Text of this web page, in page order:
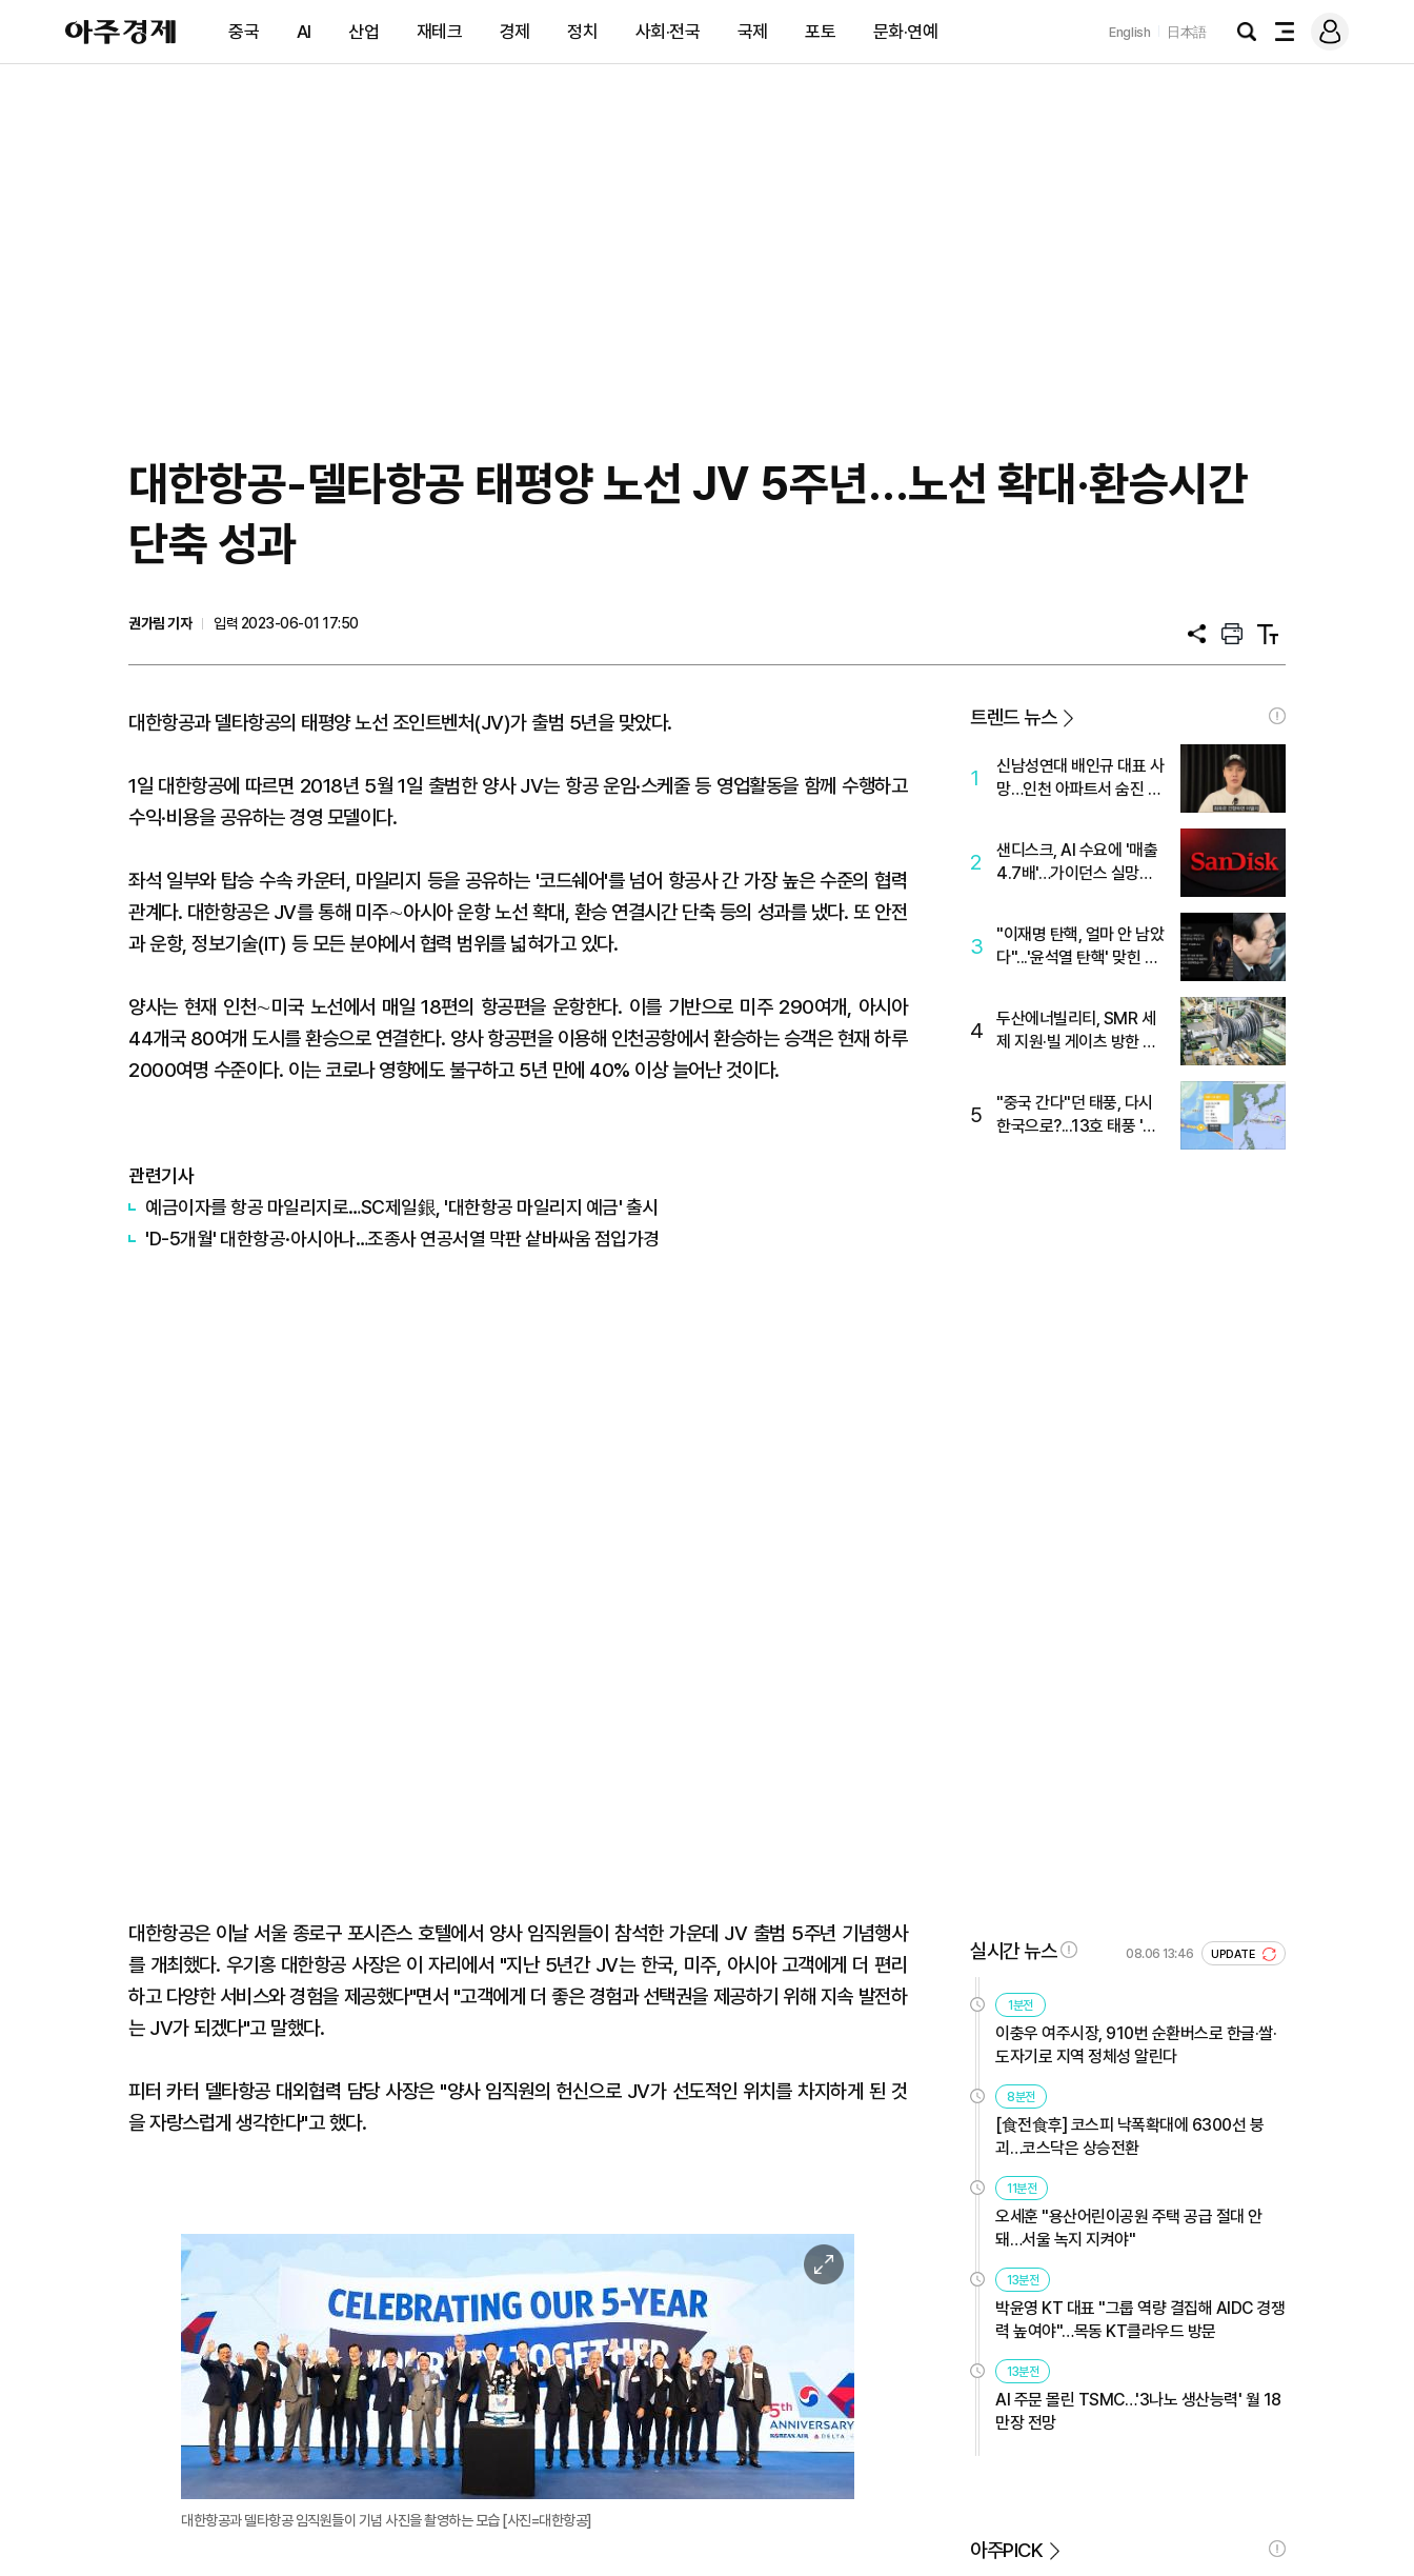
아
주
제
중국 AI 산업 재테크 경제 정치 사회·전국 국제 포토 문화·연예 English 日本語
검
전
메
그
대한항공-델타항공 태평양 노선 JV 5주년…노선 확대·환승시간
단축 성과
권가림 기자
입력 2023-06-01 17:50
공
프
트
텍
트
대한항공과 델타항공의 태평양 노선 조인트벤처(JV)가 출범 5년을 맞았다.
1일 대한항공에 따르면 2018년 5월 1일 출범한 양사 JV는 항공 운임·스케줄 등 영업활동을 함께 수행하고
수익·비용을 공유하는 경영 모델이다.
좌석 일부와 탑승 수속 카운터, 마일리지 등을 공유하는 '코드쉐어'를 넘어 항공사 간 가장 높은 수준의 협력
관계다. 대한항공은 JV를 통해 미주∼아시아 운항 노선 확대, 환승 연결시간 단축 등의 성과를 냈다. 또 안전
과 운항, 정보기술(IT) 등 모든 분야에서 협력 범위를 넓혀가고 있다.
양사는 현재 인천∼미국 노선에서 매일 18편의 항공편을 운항한다. 이를 기반으로 미주 290여개, 아시아
44개국 80여개 도시를 환승으로 연결한다. 양사 항공편을 이용해 인천공항에서 환승하는 승객은 현재 하루
2000여명 수준이다. 이는 코로나 영향에도 불구하고 5년 만에 40% 이상 늘어난 것이다.
관련기사
예금이자를 항공 마일리지로…SC제일銀, '대한항공 마일리지 예금' 출시
'D-5개월' 대한항공·아시아나…조종사 연공서열 막판 샅바싸움 점입가경
대한항공은 이날 서울 종로구 포시즌스 호텔에서 양사 임직원들이 참석한 가운데 JV 출범 5주년 기념행사
를 개최했다. 우기홍 대한항공 사장은 이 자리에서 "지난 5년간 JV는 한국, 미주, 아시아 고객에게 더 편리
하고 다양한 서비스와 경험을 제공했다"면서 "고객에게 더 좋은 경험과 선택권을 제공하기 위해 지속 발전하
는 JV가 되겠다"고 말했다.
피터 카터 델타항공 대외협력 담당 사장은 "양사 임직원의 헌신으로 JV가 선도적인 위치를 차지하게 된 것
을 자랑스럽게 생각한다"고 했다.
이
미
대
대한항공과 델타항공 임직원들이 기념 사진을 촬영하는 모습 [사진=대한항공]
트렌드 뉴스
1
신남성연대 배인규 대표 사
망…인천 아파트서 숨진 채
2
샌디스크, AI 수요에 '매출
4.7배'…가이던스 실망에
3
"이재명 탄핵, 얼마 안 남았
다"...'윤석열 탄핵' 맞힌 무
4
두산에너빌리티, SMR 세
제 지원·빌 게이츠 방한 기
5
"중국 간다"던 태풍, 다시
한국으로?...13호 태풍 '돌
실시간 뉴스 08.06 13:46 UPDATE
1분전
이충우 여주시장, 910번 순환버스로 한글·쌀·
도자기로 지역 정체성 알린다
8분전
[食전食후] 코스피 낙폭확대에 6300선 붕
괴…코스닥은 상승전환
11분전
오세훈 "용산어린이공원 주택 공급 절대 안
돼…서울 녹지 지켜야"
13분전
박윤영 KT 대표 "그룹 역량 결집해 AIDC 경쟁
력 높여야"…목동 KT클라우드 방문
13분전
AI 주문 몰린 TSMC…'3나노 생산능력' 월 18
만장 전망
아주PICK